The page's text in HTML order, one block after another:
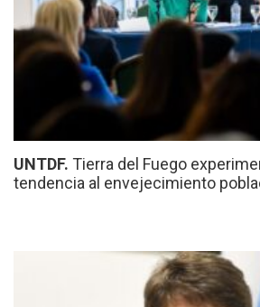
UNTDF. Tierra del Fuego
tendencia al envejecimiento